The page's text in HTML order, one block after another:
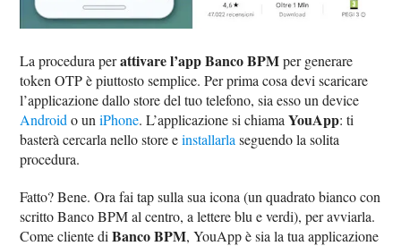
La procedura perattivare l’app Banco BPMper generare
token OTP è piuttosto semplice. Per prima cosa devi scaricare
l’applicazione dallo store del tuo telefono, sia esso un device
Android o uniPhone. L’applicazione si chiamaYouApp: ti
basterà cercarla nello store einstallarla seguendo la solita
procedura.
Fatto? Bene. Ora fai tap sulla sua icona (un quadrato bianco con
scritto Banco BPM al centro, a lettere blu e verdi), per avviarla.
Come cliente diBanco BPM, YouApp è sia la tua applicazione